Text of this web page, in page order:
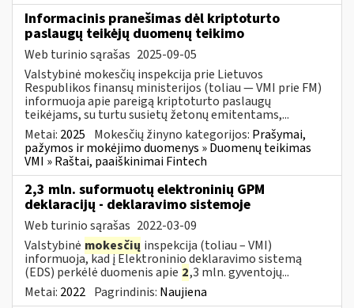
Informacinis pranešimas dėl kriptoturto
paslaugų teikėjų duomenų teikimo
Web turinio sąrašas 2025-09-05
Valstybinė mokesčių inspekcija prie Lietuvos
Respublikos finansų ministerijos (toliau — VMI prie FM)
informuoja apie pareigą kriptoturto paslaugų
teikėjams, su turtu susietų žetonų emitentams,...
Metai: 2025 Mokesčių žinyno kategorijos: Prašymai,
pažymos ir mokėjimo duomenys » Duomenų teikimas
VMI » Raštai, paaiškinimai Fintech
2,3 mln. suformuotų elektroninių GPM
deklaracijų - deklaravimo sistemoje
Web turinio sąrašas 2022-03-09
Valstybinė mokesčių inspekcija (toliau – VMI)
informuoja, kad į Elektroninio deklaravimo sistemą
(EDS) perkėlė duomenis apie 2,3 mln. gyventojų...
Metai: 2022 Pagrindinis: Naujiena